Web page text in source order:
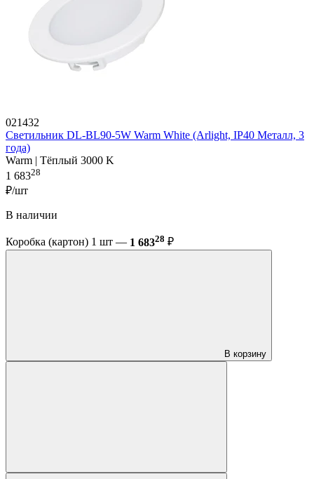
021432
Светильник DL-BL90-5W Warm White (Arlight, IP40 Металл, 3
года)
Warm | Тёплый 3000 K
1 68328
₽/шт
В наличии
Коробка (картон) 1 шт — 1 68328 ₽
В корзину